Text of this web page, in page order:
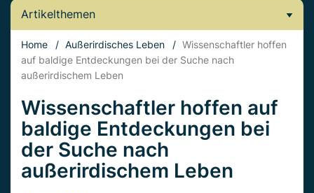
Artikelthemen
Home / Außerirdisches Leben / Wissenschaftler hoffen
auf baldige Entdeckungen bei der Suche nach
außerirdischem Leben
Wissenschaftler hoffen auf
baldige Entdeckungen bei
der Suche nach
außerirdischem Leben